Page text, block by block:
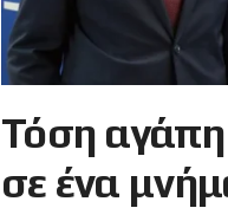
Τόση
σε ένα